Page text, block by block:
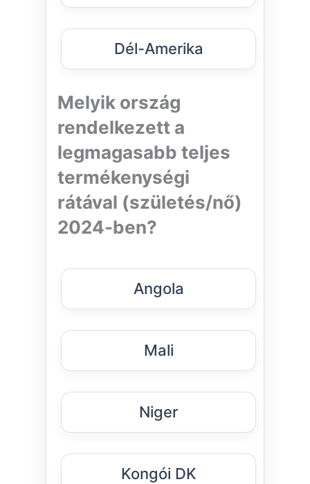
Dél-Amerika
Melyik ország
rendelkezett a
legmagasabb teljes
termékenységi
rátával (születés/nő)
2024-ben?
Angola
Mali
Niger
Kongói DK